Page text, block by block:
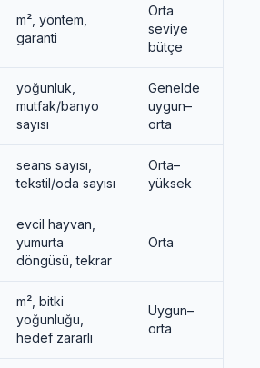
m², yöntem,
garanti
Orta
seviye
bütçe
yoğunluk,
mutfak/banyo
sayısı
Genelde
uygun–
orta
seans sayısı,
tekstil/oda sayısı
Orta–
yüksek
evcil hayvan,
yumurta
döngüsü, tekrar
Orta
m², bitki
yoğunluğu,
hedef zararlı
Uygun–
orta